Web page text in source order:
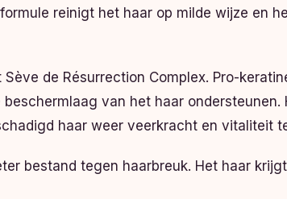
reinigt het haar op milde wijze en
de Résurrection Complex. Pro-
van het haar
haar weer veerkracht en vitaliteit
bestand tegen haarbreuk. Het haar